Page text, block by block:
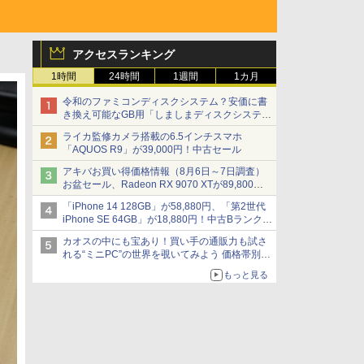
アクセスランキング
1時間 24時間 1週間 1カ月
令和のファミコンディスクシステム？安価に書
き換え可能なGB用「しましまディスクシステ
ム」
ライカ監修カメラ搭載の6.5インチスマホ
「AQUOS R9」が39,000円！中古セール
アキバお買い得価格情報（8月6日～7日調査）
お盆セール、Radeon RX 9070 XTが89,800
円、水平周波数24.8kHz対応の17型モニターが
9,801円、暑さ指数連動セール ほか
「iPhone 14 128GB」が58,880円、「第2世代
iPhone SE 64GB」が18,880円！中古Bランク品
セール
カオスの中にも宝あり！買い手の通販力も試さ
れる“ミニPC”の世界を覗いてみよう 価格帯別に
仕様や特徴を整理、11製品をピックアップ text
もっと見る